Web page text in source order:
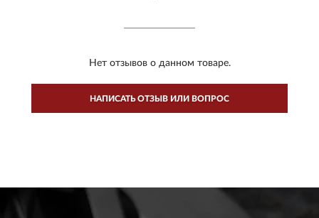
Нет отзывов о данном товаре.
НАПИСАТЬ ОТЗЫВ ИЛИ ВОПРОС